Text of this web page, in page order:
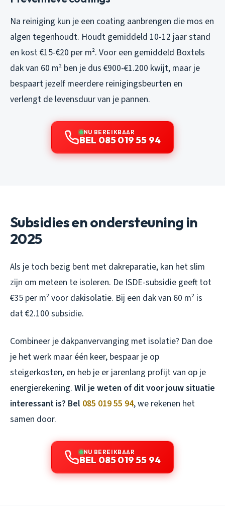
Na reiniging kun je een coating aanbrengen die mos en
algen tegenhoudt. Houdt gemiddeld 10-12 jaar stand
en kost €15-€20 per m². Voor een gemiddeld Boxtels
dak van 60 m² ben je dus €900-€1.200 kwijt, maar je
bespaart jezelf meerdere reinigingsbeurten en
verlengt de levensduur van je pannen.
NU BEREIKBAAR
BEL 085 019 55 94
Subsidies en ondersteuning in
2025
Als je toch bezig bent met dakreparatie, kan het slim
zijn om meteen te isoleren. De ISDE-subsidie geeft tot
€35 per m² voor dakisolatie. Bij een dak van 60 m² is
dat €2.100 subsidie.
Combineer je dakpanvervanging met isolatie? Dan doe
je het werk maar één keer, bespaar je op
steigerkosten, en heb je er jarenlang profijt van op je
energierekening. Wil je weten of dit voor jouw situatie
interessant is? Bel 085 019 55 94, we rekenen het
samen door.
NU BEREIKBAAR
BEL 085 019 55 94